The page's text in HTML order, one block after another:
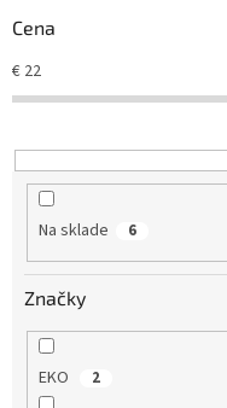
p
r
o
d
k
t
Cena
€ 22
Na sklade 6
Značky
EKO 2